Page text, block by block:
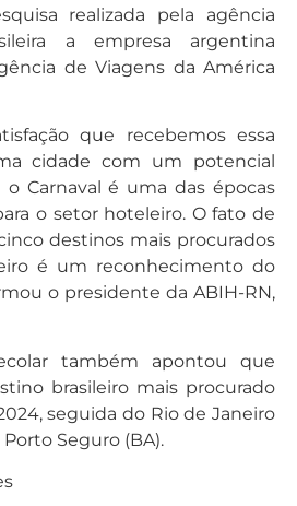
realizada pela agência
a empresa argentina
de Viagens da América
que recebemos essa
cidade com um potencial
Carnaval é uma das épocas
o setor hoteleiro. O fato de
destinos mais procurados
é um reconhecimento do
o presidente da ABIH-RN,
também apontou que
brasileiro mais procurado
seguida do Rio de Janeiro
Porto Seguro (BA).